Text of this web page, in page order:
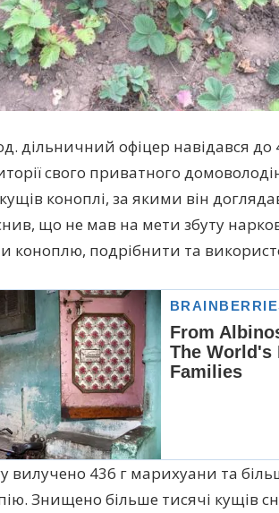
дільничний офіцер навідався до
свого приватного
коноплі, за якими він
що не мав на мети збуту
коноплю, подрібнити та
вилучено 436 г марихуани та
Знищено більше тисячі кущів